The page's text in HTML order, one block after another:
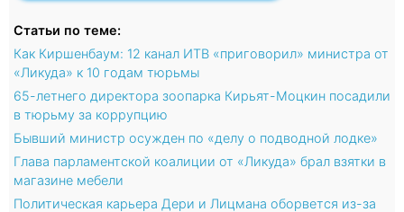
Статьи по теме:
Как Киршенбаум: 12 канал ИТВ «приговорил» министра от
«Ликуда» к 10 годам тюрьмы
65-летнего директора зоопарка Кирьят-Моцкин посадили
в тюрьму за коррупцию
Бывший министр осужден по «делу о подводной лодке»
Глава парламентской коалиции от «Ликуда» брал взятки в
магазине мебели
Политическая карьера Дери и Лицмана оборвется из-за